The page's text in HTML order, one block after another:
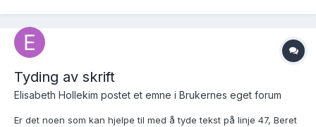
Tyding av skrift
Elisabeth Hollekim postet et emne i Brukernes eget forum
Er det noen som kan hjelpe til med å tyde tekst på linje 47, Beret